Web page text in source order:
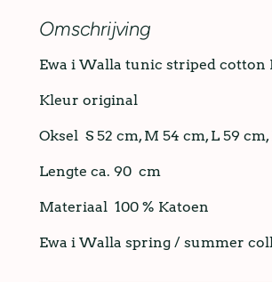
Omschrijving
Ewa i Walla tunic striped cotton
Kleur original
OkselS 52 cm, M 54 cm, L 59
Lengte ca. 90 cm
Materiaal 100 % Katoen
Ewa i Walla spring / summer